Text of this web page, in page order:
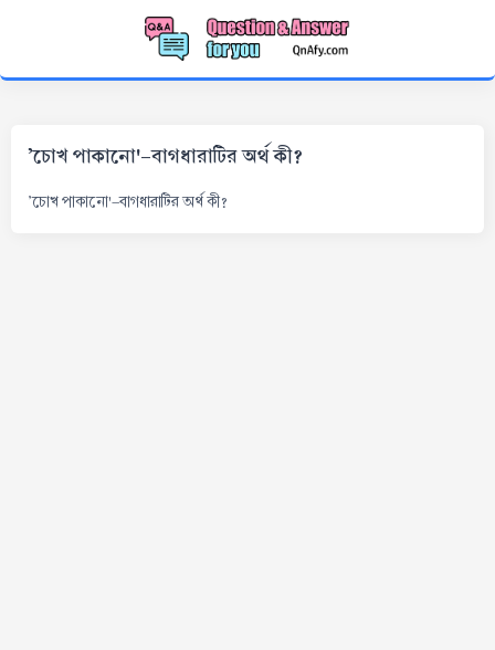
'চোখ পাকানো'-বাগধারাটির অর্থ কী?
'চোখ পাকানো'-বাগধারাটির অর্থ কী?